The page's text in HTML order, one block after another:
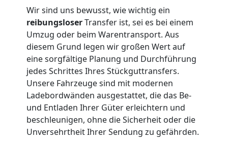
Wir sind uns bewusst, wie wichtig ein
reibungsloserTransfer ist, sei es bei einem
Umzug oder beim Warentransport. Aus
diesem Grund legen wir großen Wert auf
eine sorgfältige Planung und Durchführung
jedes Schrittes Ihres Stückguttransfers.
Unsere Fahrzeuge sind mit modernen
Ladebordwänden ausgestattet, die das Be-
und Entladen Ihrer Güter erleichtern und
beschleunigen, ohne die Sicherheit oder die
Unversehrtheit Ihrer Sendung zu gefährden.
Service-
Umzug
Feldkirch
Qualitäts-
Umzüge